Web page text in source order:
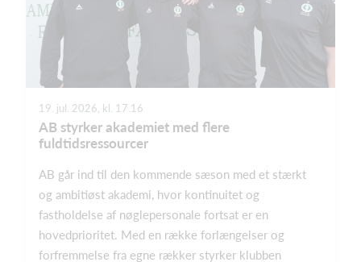
19. jul. 2026, kl. 17.16
AB styrker akademiet med flere
fuldtidsressourcer
AB går ind til den kommende sæson med et stærkt
og ambitiøst akademi, hvor kontinuitet og
fastholdelse af nøglepersonale fortsat er en
hovedprioritet. Med en række forlængelser og
forfremmelse fra egne rækker styrker klubben